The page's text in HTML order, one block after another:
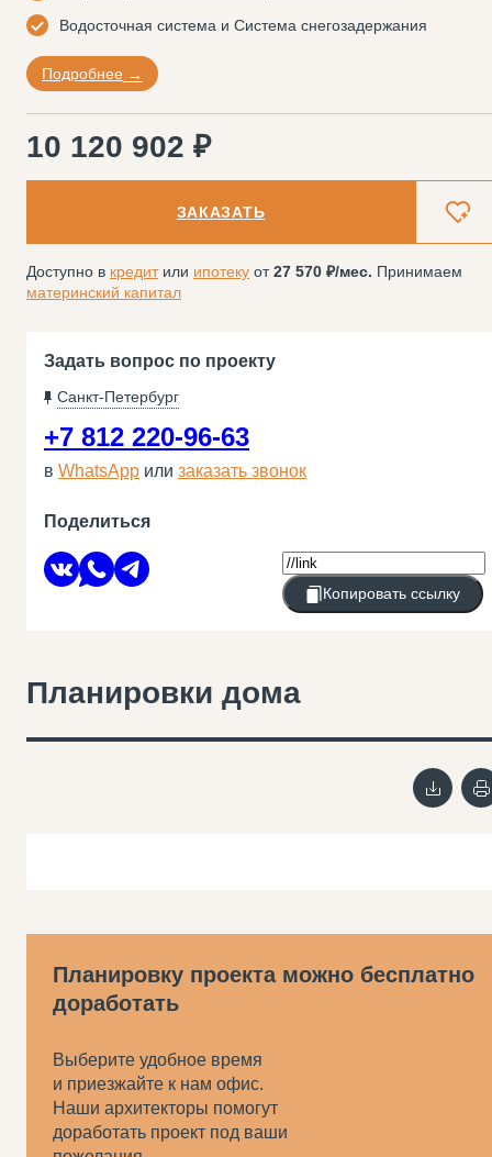
Водосточная система и Система снегозадержания
Подробнее
10 120 902 ₽
ЗАКАЗАТЬ
Доступно в кредитили ипотеку от27 570 /мес. Принимаем
материнский капитал
Задать вопрос по проекту
Санкт-Петербург
+7 812 220-96-63
в WhatsApp или заказать звонок
Поделиться
Копировать ссылку
Планировки дома
Планировку проекта можно бесплатно
доработать
Выберите удобное время
и приезжайте к нам офис.
Наши архитекторы помогут
доработать проект под ваши